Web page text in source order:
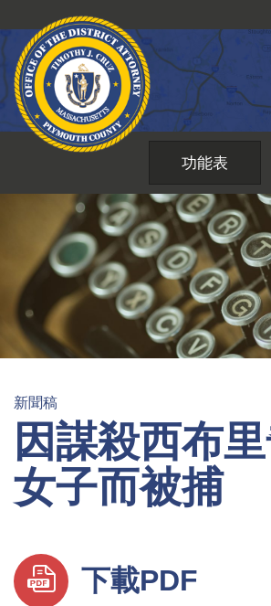
到
內
功能表
新聞稿
因謀殺西布
女子而被捕
下載PDF